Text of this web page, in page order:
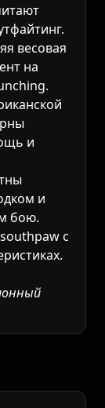
весовая
на
и
и
бою.
с
джеба,